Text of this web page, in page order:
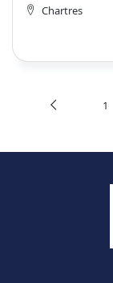
Chartres
1